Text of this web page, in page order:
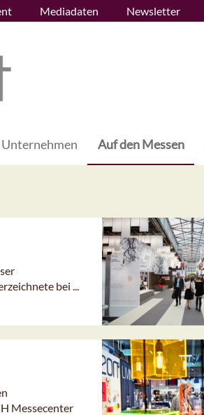
Mediadaten Newsletter
Unternehmen Auf den Messen
bei ...
Messecenter